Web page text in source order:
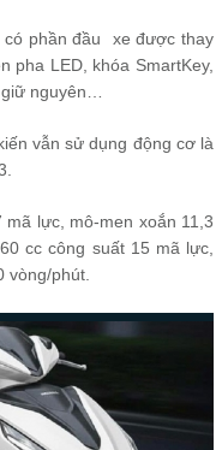
có phần đầu xe được thay
pha LED, khóa SmartKey,
nguyên…
vẫn sử dụng động cơ là
lực, mô-men xoắn 11,3
cc công suất 15 mã lực,
vòng/phút.